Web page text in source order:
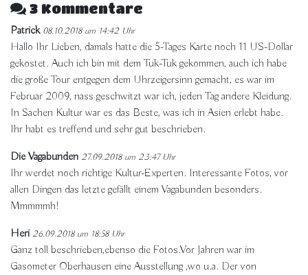
3 Kommentare
Patrick 08.10.2018 um 14:42 Uhr
Hallo Ihr Lieben, damals hatte die 5-Tages Karte noch 11 US-Dollar
gekostet. Auch ich bin mit dem Tuk-Tuk gekommen, auch ich habe
die große Tour entgegen dem Uhrzeigersinn gemacht, es war im
Februar 2009, nass geschwitzt war ich, jeden Tag andere Kleidung.
In Sachen Kultur war es das Beste, was ich in Asien erlebt habe.
Ihr habt es treffend und sehr gut beschrieben.
Die Vagabunden 27.09.2018 um 23:47 Uhr
Ihr werdet noch richtige Kultur-Experten. Interessante Fotos, vor
allen Dingen das letzte gefällt einem Vagabunden besonders.
Mmmmmh!
Heri 26.09.2018 um 18:58 Uhr
Ganz toll beschrieben,ebenso die Fotos.Vor Jahren war im
Gasometer Oberhausen eine Ausstellung ,wo u.a. Der von